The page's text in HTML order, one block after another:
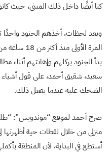
كنا أيضًا داخل ذلك المبنى، حيث
وبعد لحظات، أخذهم الجنود واحدًا
المرة
بدأ الجنود بركلهم وإهانتهم أثناء
سعيد، شقيق أحمد، على قول
الضحك عليه عندما يفعل ذلك.
صرح أحمد لموقع “موندويس”:
منزلي من خلال لقطات حية
أستطع في البداية، لأن المنطقة